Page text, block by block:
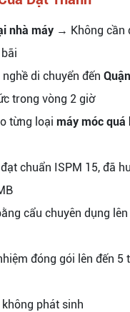
nhà máy → Không cần
di chuyển đến
trong vòng 2 giờ
từng loại máy móc quá
chuẩn ISPM 15, đã
cẩu chuyên dụng
đóng gói lên đến 5
phát sinh